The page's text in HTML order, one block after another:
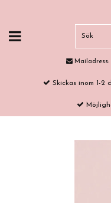
Mailadress:
Skickas inom 1-2